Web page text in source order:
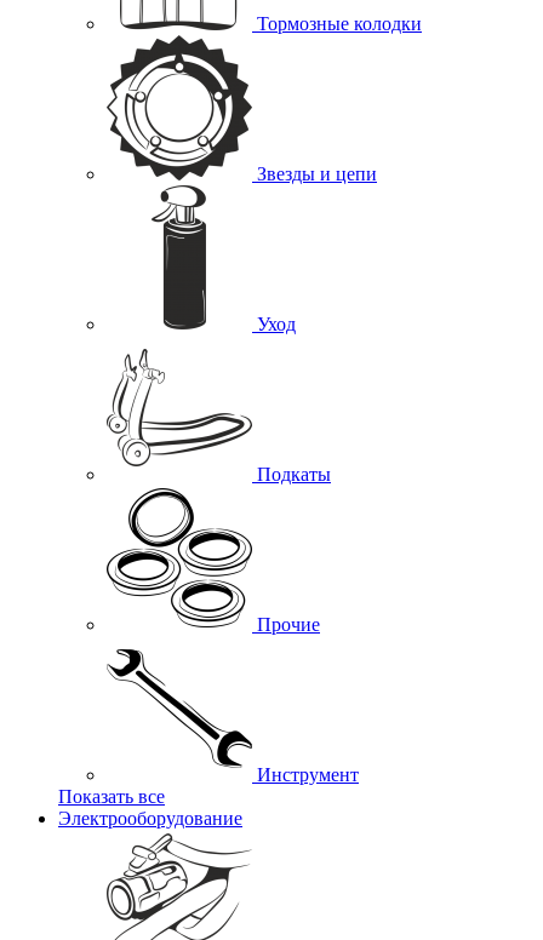
Тормозные колодки
Звезды и цепи
Уход
Подкаты
Прочие
Инструмент
Показать все
Электрооборудование